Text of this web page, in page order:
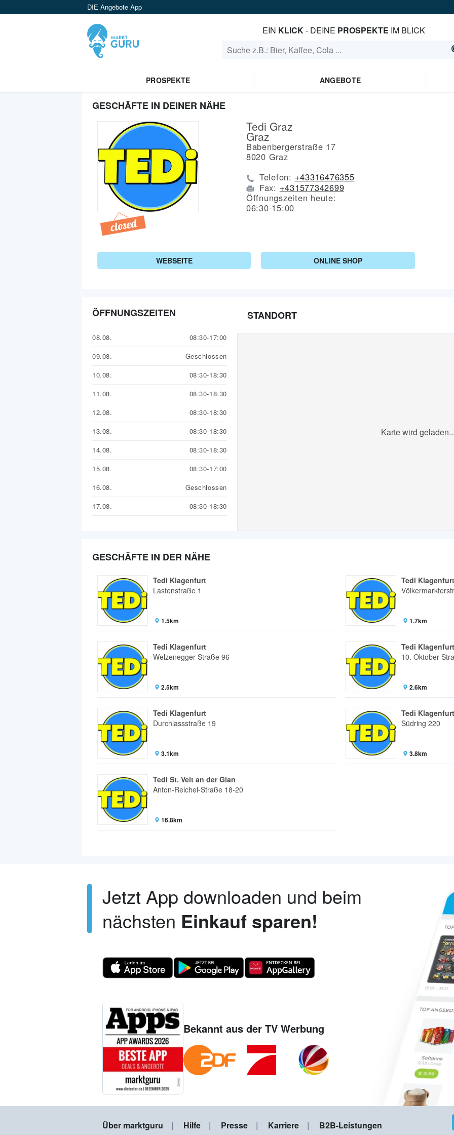
DIE Angebote App
EIN KLICK- DEINE PROSPEKTE IM BLICK
PROSPEKTE ANGEBOTE
GESCHÄFTE IN DEINER NÄHE
Tedi Graz
Graz
Babenbergerstraße 17
8020 Graz
Telefon: +43316476355
Fax: +431577342699
Öffnungszeiten heute:
06:30-15:00
WEBSEITE ONLINE SHOP
ÖFFNUNGSZEITEN
08.08.
08:30-17:00
09.08.
Geschlossen
10.08.
08:30-18:30
11.08.
08:30-18:30
12.08.
08:30-18:30
13.08.
08:30-18:30
14.08.
08:30-18:30
15.08.
08:30-17:00
16.08.
Geschlossen
17.08.
08:30-18:30
STANDORT
Karte wird
GESCHÄFTE IN DER NÄHE
Tedi Klagenfurt
Lastenstraße 1
1.5km
Tedi Klagenfurt
1.7km
Tedi Klagenfurt
Welzenegger Straße 96
2.5km
Tedi Klagenfurt
10. Oktober
2.6km
Tedi Klagenfurt
Durchlassstraße 19
3.1km
Tedi Klagenfurt
Südring 220
3.8km
Tedi St. Veit an der Glan
Anton-Reichel-Straße 18-20
16.8km
Jetzt App downloaden und beim
nächsten Einkauf sparen!
Bekannt aus der TV Werbung
Über marktguru Hilfe Presse Karriere B2B-Leistungen